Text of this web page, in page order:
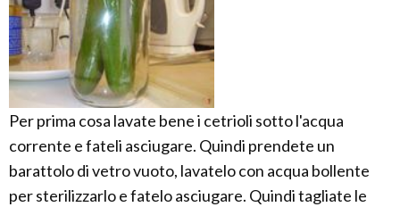
Per prima cosa lavate bene i cetrioli sotto l'acqua
corrente e fateli asciugare. Quindi prendete un
barattolo di vetro vuoto, lavatelo con acqua bollente
per sterilizzarlo e fatelo asciugare. Quindi tagliate le